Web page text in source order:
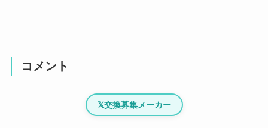
コメント
𝕏交換募集メーカー